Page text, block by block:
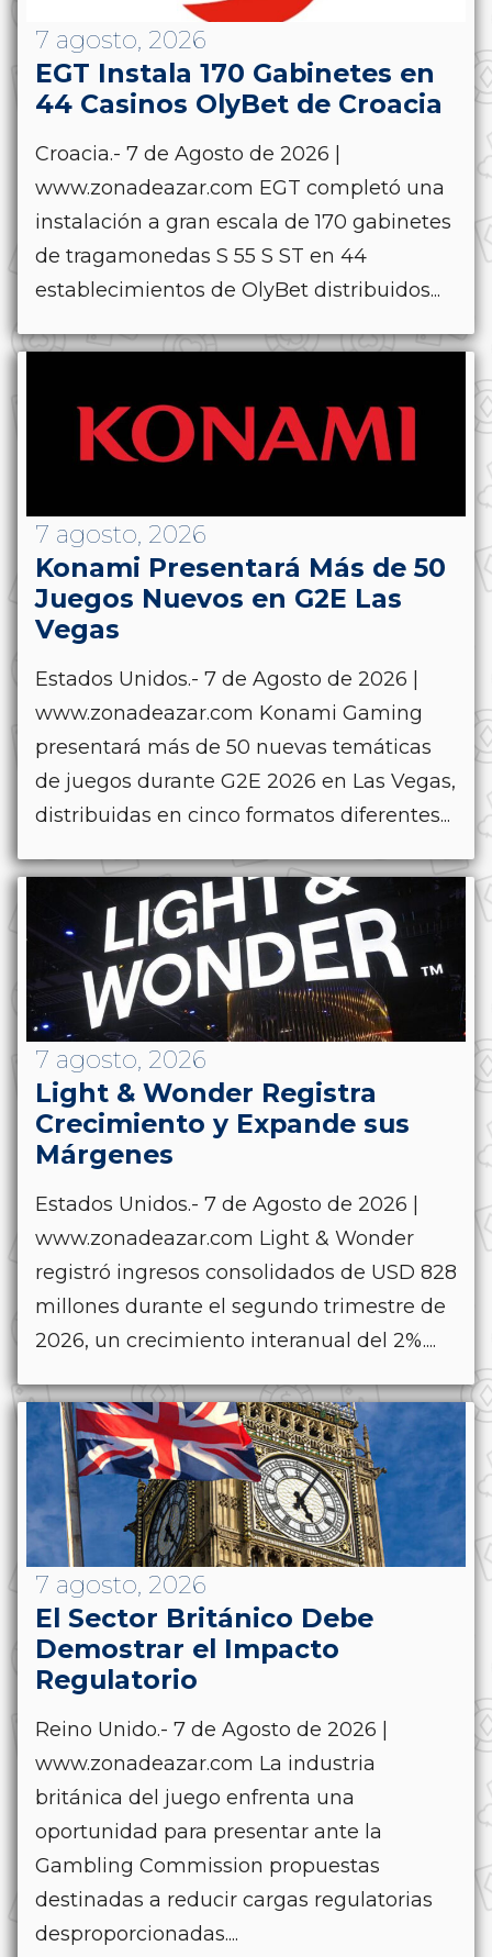
7 agosto, 2026
EGT Instala 170 Gabinetes en
44 Casinos OlyBet de Croacia
Croacia.- 7 de Agosto de 2026 |
www.zonadeazar.com EGT completó una
instalación a gran escala de 170 gabinetes
de tragamonedas S 55 S ST en 44
establecimientos de OlyBet distribuidos...
7 agosto, 2026
Konami Presentará Más de 50
Juegos Nuevos en G2E Las
Vegas
Estados Unidos.- 7 de Agosto de 2026 |
www.zonadeazar.com Konami Gaming
presentará más de 50 nuevas temáticas
de juegos durante G2E 2026 en Las Vegas,
distribuidas en cinco formatos diferentes...
7 agosto, 2026
Light & Wonder Registra
Crecimiento y Expande sus
Márgenes
Estados Unidos.- 7 de Agosto de 2026 |
www.zonadeazar.com Light & Wonder
registró ingresos consolidados de USD 828
millones durante el segundo trimestre de
2026, un crecimiento interanual del 2%....
7 agosto, 2026
El Sector Británico Debe
Demostrar el Impacto
Regulatorio
Reino Unido.- 7 de Agosto de 2026 |
www.zonadeazar.com La industria
británica del juego enfrenta una
oportunidad para presentar ante la
Gambling Commission propuestas
destinadas a reducir cargas regulatorias
desproporcionadas....